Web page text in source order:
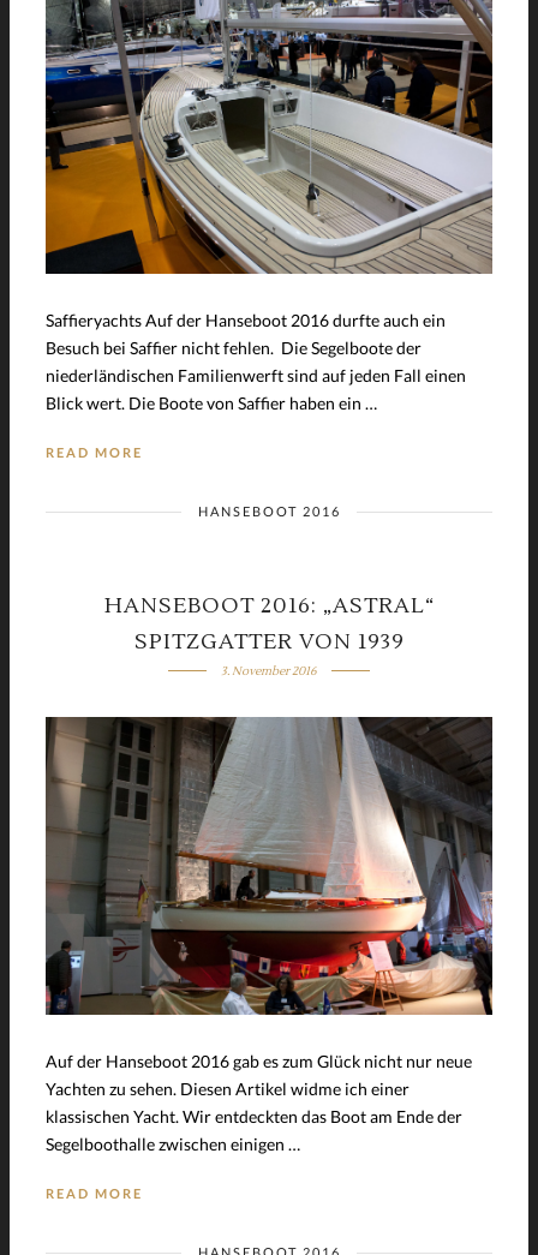
Saffieryachts Auf der Hanseboot 2016 durfte auch ein
Besuch bei Saffier nicht fehlen. Die Segelboote der
niederländischen Familienwerft sind auf jeden Fall einen
Blick wert. Die Boote von Saffier haben ein …
READ MORE
HANSEBOOT 2016
HANSEBOOT 2016: „ASTRAL“
SPITZGATTER VON 1939
3. November 2016
Auf der Hanseboot 2016 gab es zum Glück nicht nur neue
Yachten zu sehen. Diesen Artikel widme ich einer
klassischen Yacht. Wir entdeckten das Boot am Ende der
Segelboothalle zwischen einigen …
READ MORE
HANSEBOOT 2016